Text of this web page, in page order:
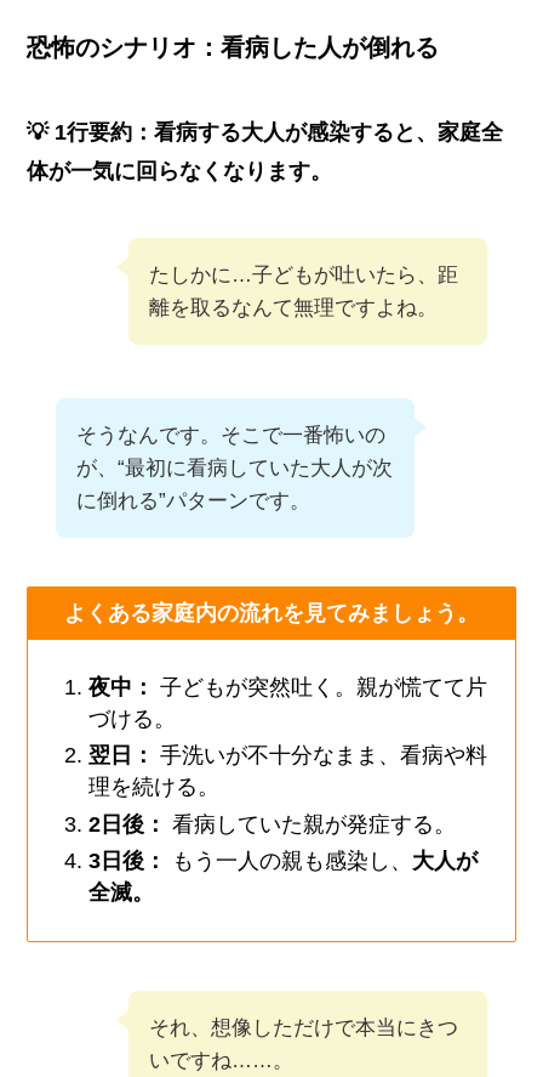
恐怖のシナリオ：看病した人が倒れる
💡 1行要約：看病する大人が感染すると、家庭全
体が一気に回らなくなります。
たしかに…子どもが吐いたら、距
離を取るなんて無理ですよね。
そうなんです。そこで一番怖いの
が、“最初に看病していた大人が次
に倒れる”パターンです。
よくある家庭内の流れを見てみましょう。
夜中： 子どもが突然吐く。親が慌てて片
づける。
翌日： 手洗いが不十分なまま、看病や料
理を続ける。
2日後： 看病していた親が発症する。
3日後：
もう一人の親も感染し、 大人が
全滅。
それ、想像しただけで本当にきつ
いですね……。